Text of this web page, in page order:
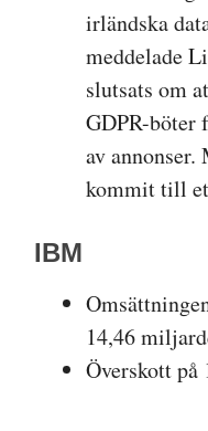
irländska
meddelade
slutsats om
GDPR-
av
kommit till
IBM
14,46
Överskott